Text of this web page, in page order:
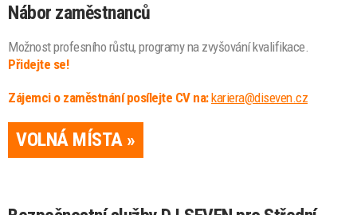
Nábor zaměstnanců
Možnost profesního růstu, programy na zvyšování kvalifikace.
Přidejte se!
Zájemci o zaměstnání posílejte CV na:kariera@diseven.cz
VOLNÁ MÍSTA »